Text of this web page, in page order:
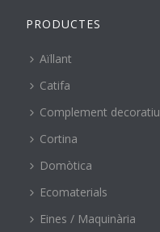
PRODUCTES
Aïllant
Catifa
Complement decoratiu
Cortina
Domòtica
Ecomaterials
Eines / Maquinària